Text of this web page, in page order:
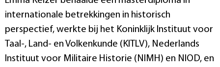
internationale betrekkingen in historisch
perspectief, werkte bij het Koninklijk Instituut voor
Taal-, Land- en Volkenkunde (KITLV), Nederlands
Instituut voor Militaire Historie (NIMH) en NIOD, en